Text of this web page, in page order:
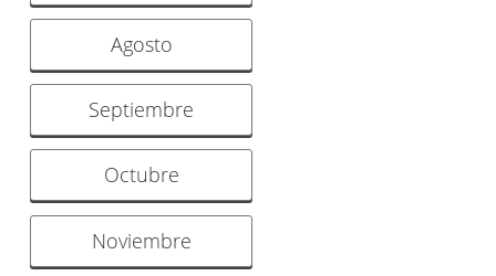
Agosto
Septiembre
Octubre
Noviembre